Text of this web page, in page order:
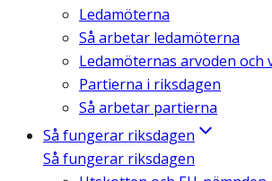
Ledamöterna
Så arbetar ledamöterna
Ledamöternas arvoden och
Partierna i riksdagen
Så arbetar partierna
Så fungerar riksdagen
Så fungerar riksdagen